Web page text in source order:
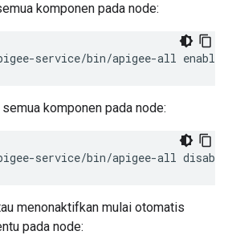
komponen pada node:
service/bin/apigee-all
semua komponen pada node:
service/bin/apigee-all
menonaktifkan mulai otomatis
pada node: